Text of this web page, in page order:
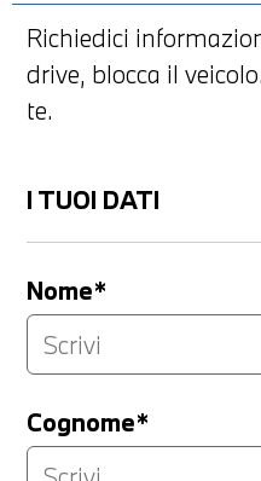
Richiedici
drive, blocca il
te.
I TUOI DATI
Nome*
Cognome*